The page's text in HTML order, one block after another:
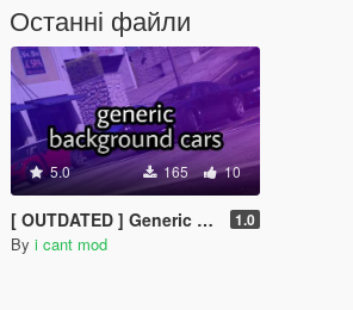
Останні файли
5.0 165 10
[ OUTDATED ] Generic Background Cars [MENYOO] 1.0
By i cant mod